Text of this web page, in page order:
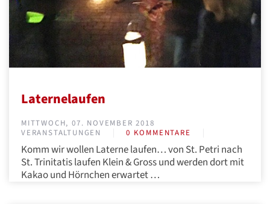
Laternelaufen
MITTWOCH, 07. NOVEMBER 2018
VERANSTALTUNGEN
0 KOMMENTARE
Komm wir wollen Laterne laufen… von St. Petri nach
St. Trinitatis laufen Klein & Gross und werden dort mit
Kakao und Hörnchen erwartet …